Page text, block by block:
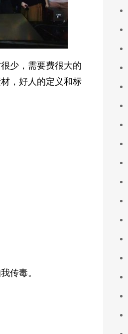
少，需要费很大的
，好人的定义和标
传毒。